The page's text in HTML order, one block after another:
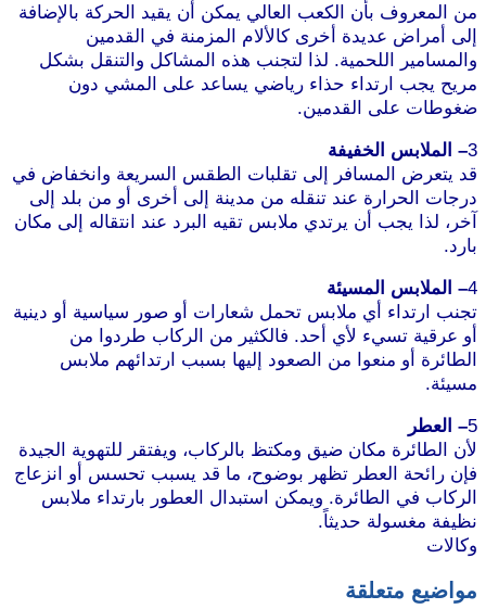
من المعروف بأن الكعب العالي يمكن أن يقيد الحركة بالإضافة
إلى أمراض عديدة أخرى كالألام المزمنة في القدمين
والمسامير اللحمية. لذا لتجنب هذه المشاكل والتنقل بشكل
مريح يجب ارتداء حذاء رياضي يساعد على المشي دون
ضغوطات على القدمين.
3– الملابس الخفيفة
قد يتعرض المسافر إلى تقلبات الطقس السريعة وانخفاض في
درجات الحرارة عند تنقله من مدينة إلى أخرى أو من بلد إلى
آخر، لذا يجب أن يرتدي ملابس تقيه البرد عند انتقاله إلى مكان
بارد.
4– الملابس المسيئة
تجنب ارتداء أي ملابس تحمل شعارات أو صور سياسية أو دينية
أو عرقية تسيء لأي أحد. فالكثير من الركاب طردوا من
الطائرة أو منعوا من الصعود إليها بسبب ارتدائهم ملابس
مسيئة.
5– العطر
لأن الطائرة مكان ضيق ومكتظ بالركاب، ويفتقر للتهوية الجيدة
فإن رائحة العطر تظهر بوضوح، ما قد يسبب تحسس أو انزعاج
الركاب في الطائرة. ويمكن استبدال العطور بارتداء ملابس
نظيفة مغسولة حديثاً.
وكالات
مواضيع متعلقة